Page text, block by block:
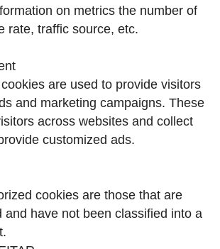
on metrics the number of
rate, traffic source, etc.
are used to provide visitors
and marketing campaigns. These
across websites and collect
customized ads.
cookies are those that are
and have not been classified into a